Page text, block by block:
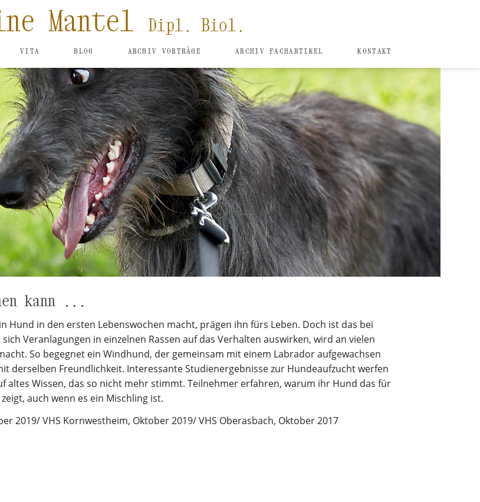
Mantel Dipl. Biol.
VITA BLOG ARCHIV VORTRÄGE ARCHIV FACHARTIKEL KONTAKT
kann ...
Hund in den ersten Lebenswochen macht, prägen ihn fürs Leben. Doch ist das bei
Veranlagungen in einzelnen Rassen auf das Verhalten auswirken, wird an vielen
So begegnet ein Windhund, der gemeinsam mit einem Labrador aufgewachsen
derselben Freundlichkeit. Interessante Studienergebnisse zur Hundeaufzucht werfen
altes Wissen, das so nicht mehr stimmt. Teilnehmer erfahren, warum ihr Hund das für
auch wenn es ein Mischling ist.
2019/ VHS Kornwestheim, Oktober 2019/ VHS Oberasbach, Oktober 2017